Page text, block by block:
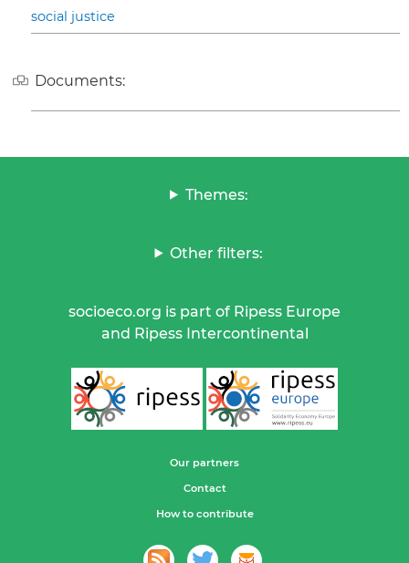
social justice
Documents:
Themes:
Other filters:
socioeco.org is part of Ripess Europe
and Ripess Intercontinental
Our partners
Contact
How to contribute